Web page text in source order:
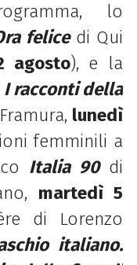
lo
felicedi Qui
agosto), e la
I racconti della
lunedì
femminili a
Italia 90 di
martedì 5
di Lorenzo
italiano.